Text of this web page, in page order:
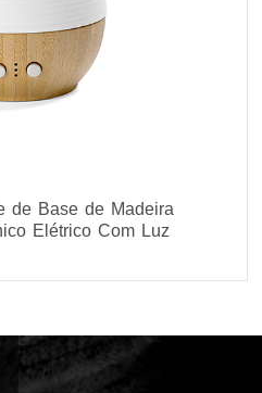
de Base de Madeira
Elétrico Com Luz